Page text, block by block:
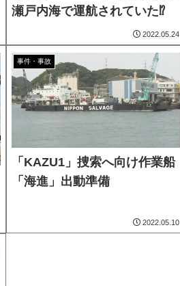
瀬戸内海で運航されていた⁉
2022.05.24
事件・事故
「KAZU1」捜索へ向け作業船
「海進」出動準備
2022.05.10